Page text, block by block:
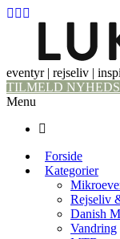
eventyr | rejseliv |
TILMELD
Menu
Forside
Kategorier
Rejseliv
Danish
Vandring